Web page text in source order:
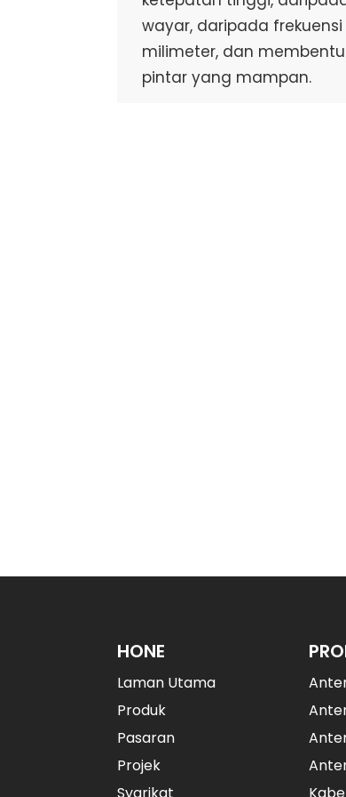
wayar, daripada
milimeter, dan
pintar yang mampan.
HONE
Laman Utama
Produk
Pasaran
Projek